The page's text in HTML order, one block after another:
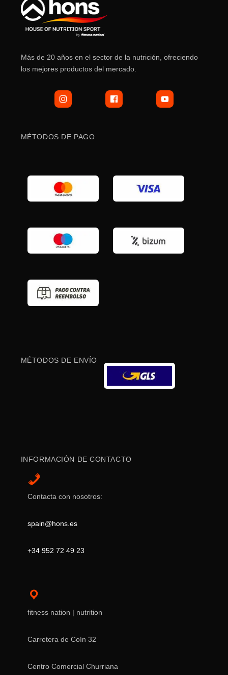
Más de 20 años en el sector de la nutrición, ofreciendo
los mejores productos del mercado.
MÉTODOS DE PAGO
MÉTODOS DE ENVÍO
INFORMACIÓN DE CONTACTO
Contacta con nosotros:
spain@hons.es
+34 952 72 49 23
fitness nation | nutrition
Carretera de Coín 32
Centro Comercial Churriana